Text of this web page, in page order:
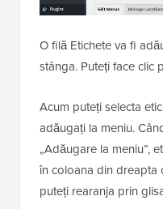
O filă Etichete va fi
stânga. Puteți face clic
Acum puteți selecta
adăugați la meniu.
„Adăugare la meniu”,
în coloana din dreapta
puteți rearanja prin